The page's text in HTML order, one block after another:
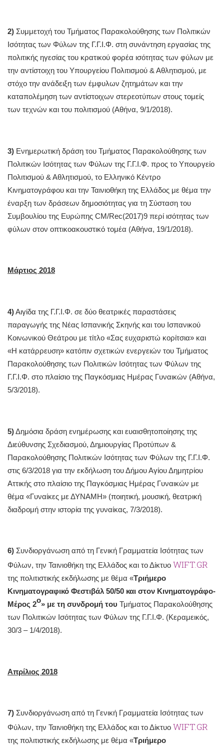
2) Συμμετοχή του Τμήματος Παρακολούθησης των Πολιτικών
Ισότητας των Φύλων της Γ.Γ.Ι.Φ. στη συνάντηση εργασίας της
πολιτικής ηγεσίας του κρατικού φορέα ισότητας των φύλων με
την αντίστοιχη του Υπουργείου Πολιτισμού & Αθλητισμού, με
στόχο την ανάδειξη των έμφυλων ζητημάτων και την
καταπολέμηση των αντίστοιχων στερεοτύπων στους τομείς
των τεχνών και του πολιτισμού (Αθήνα, 9/1/2018).
3) Ενημερωτική δράση του Τμήματος Παρακολούθησης των
Πολιτικών Ισότητας των Φύλων της Γ.Γ.Ι.Φ. προς το Υπουργείο
Πολιτισμού & Αθλητισμού, το Ελληνικό Κέντρο
Κινηματογράφου και την Ταινιοθήκη της Ελλάδος με θέμα την
έναρξη των δράσεων δημοσιότητας για τη Σύσταση του
Συμβουλίου της Ευρώπης CM/Rec(2017)9 περί ισότητας των
φύλων στον οπτικοακουστικό τομέα (Αθήνα, 19/1/2018).
Μάρτιος 2018
4)Αιγίδα της Γ.Γ.Ι.Φ. σε δύο θεατρικές παραστάσεις
παραγωγής της Νέας Ισπανικής Σκηνής και του Ισπανικού
Κοινωνικού Θεάτρου με τίτλο «Σας ευχαριστώ κορίτσια» και
«Η κατάρρευση» κατόπιν σχετικών ενεργειών του Τμήματος
Παρακολούθησης των Πολιτικών Ισότητας των Φύλων της
Γ.Γ.Ι.Φ. στο πλαίσιο της Παγκόσμιας Ημέρας Γυναικών (Αθήνα,
5/3/2018).
5)Δημόσια δράση ενημέρωσης και ευαισθητοποίησης της
Διεύθυνσης Σχεδιασμού, Δημιουργίας Προτύπων &
Παρακολούθησης Πολιτικών Ισότητας των Φύλων της Γ.Γ.Ι.Φ.
στις 6/3/2018 για την εκδήλωση του Δήμου Αγίου Δημητρίου
Αττικής στο πλαίσιο της Παγκόσμιας Ημέρας Γυναικών με
θέμα «Γυναίκες με ΔΥΝΑΜΗ» (ποιητική, μουσική, θεατρική
διαδρομή στην ιστορία της γυναίκας, 7/3/2018).
6) Συνδιοργάνωση από τη Γενική Γραμματεία Ισότητας των
Φύλων, την Ταινιοθήκη της Ελλάδος και το Δίκτυο WIFT.GR
της πολιτιστικής εκδήλωσης με θέμα «Τριήμερο
Κινηματογραφικό Φεστιβάλ 50/50 και στον Κινηματογράφο-
Μέρος 2ο» με τη συνδρομή του Τμήματος Παρακολούθησης
των Πολιτικών Ισότητας των Φύλων της Γ.Γ.Ι.Φ. (Κεραμεικός,
30/3 – 1/4/2018).
Απρίλιος 2018
7) Συνδιοργάνωση από τη Γενική Γραμματεία Ισότητας των
Φύλων, την Ταινιοθήκη της Ελλάδος και το Δίκτυο WIFT.GR
της πολιτιστικής εκδήλωσης με θέμα «Τριήμερο